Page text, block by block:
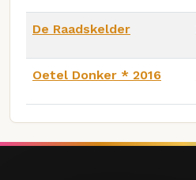
De Raadskelder
Oetel Donker * 2016